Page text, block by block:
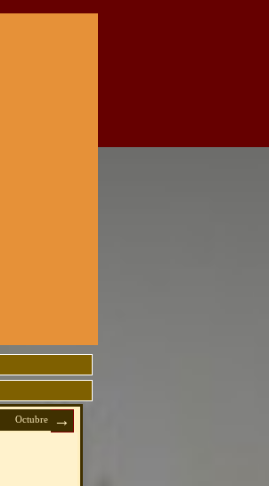
Octubre